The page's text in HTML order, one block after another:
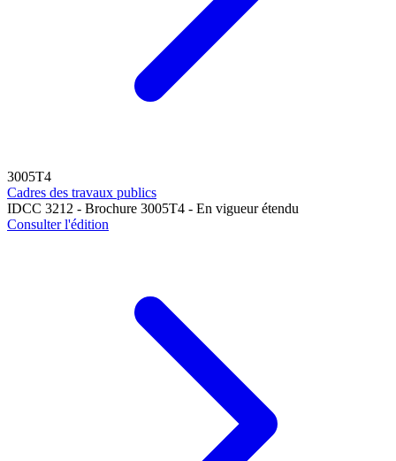
3005T4
Cadres des travaux publics
IDCC 3212 - Brochure 3005T4 - En vigueur étendu
Consulter l'édition